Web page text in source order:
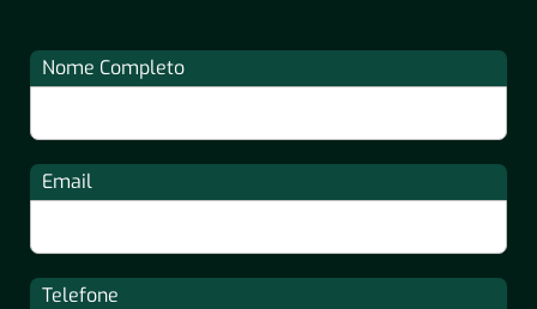
Nome Completo
Email
Telefone